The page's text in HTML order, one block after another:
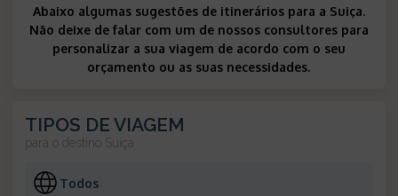
Abaixo algumas sugestões de itinerários para a Suiça.
Não deixe de falar com um de nossos consultores para
personalizar a sua viagem de acordo com o seu
orçamento ou as suas necessidades.
TIPOS DE VIAGEM
para o destino Suíça
Todos